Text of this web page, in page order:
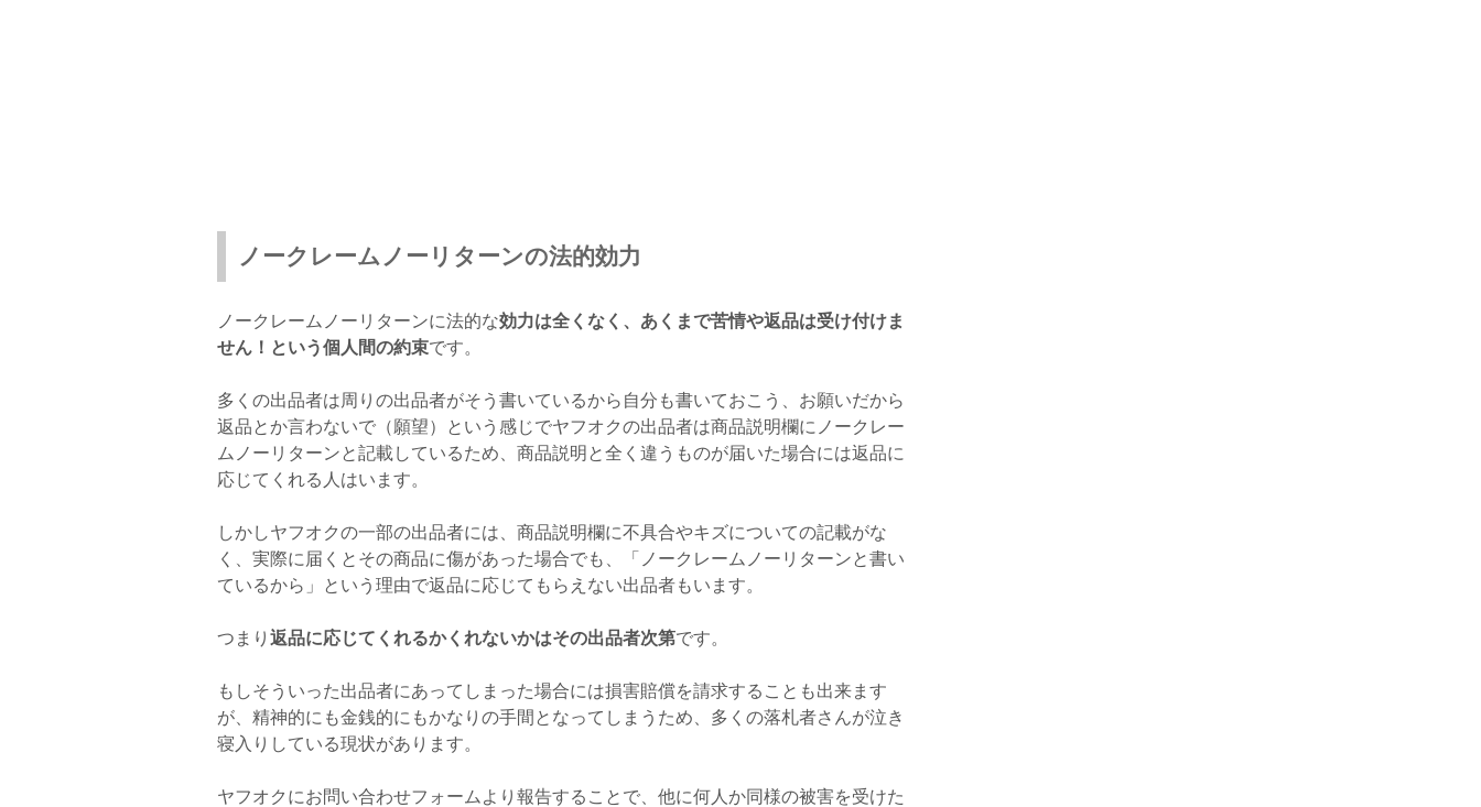
ノークレームノーリターンの法的効力
ノークレームノーリターンに法的な効力は全くなく、あくまで苦情や返品は受け付けま
せん！という個人間の約束です。
多くの出品者は周りの出品者がそう書いているから自分も書いておこう、お願いだから
返品とか言わないで（願望）という感じでヤフオクの出品者は商品説明欄にノークレー
ムノーリターンと記載しているため、商品説明と全く違うものが届いた場合には返品に
応じてくれる人はいます。
しかしヤフオクの一部の出品者には、商品説明欄に不具合やキズについての記載がな
く、実際に届くとその商品に傷があった場合でも、「ノークレームノーリターンと書い
ているから」という理由で返品に応じてもらえない出品者もいます。
つまり 返品に応じてくれるかくれないかはその出品者次第です。
もしそういった出品者にあってしまった場合には損害賠償を請求することも出来ます
が、精神的にも金銭的にもかなりの手間となってしまうため、多くの落札者さんが泣き
寝入りしている現状があります。
ヤフオクにお問い合わせフォームより報告することで、他に何人か同様の被害を受けた